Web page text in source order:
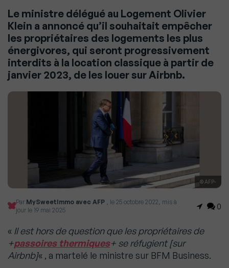
Le ministre délégué au Logement Olivier
Klein a annoncé qu’il souhaitait empêcher
les propriétaires des logements les plus
énergivores, qui seront progressivement
interdits à la location classique à partir de
janvier 2023, de les louer sur Airbnb.
© AFP-
Par MySweetImmo avec AFP , le 25 octobre 2022, mis à
jour le 19 mai 2025
0
« Il est hors de question que les propriétaires de
+passoires thermiques+ se réfugient [sur
Airbnb]« , a martelé le ministre sur BFM Business.